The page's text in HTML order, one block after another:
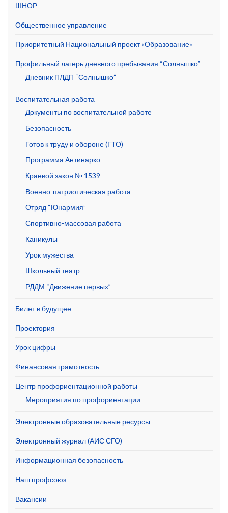
ШНОР
Общественное управление
Приоритетный Национальный проект «Образование»
Профильный лагерь дневного пребывания “Солнышко”
Дневник ПЛДП “Солнышко”
Воспитательная работа
Документы по воспитательной работе
Безопасность
Готов к труду и обороне (ГТО)
Программа Антинарко
Краевой закон № 1539
Военно-патриотическая работа
Отряд “Юнармия”
Спортивно-массовая работа
Каникулы
Урок мужества
Школьный театр
РДДМ “Движение первых”
Билет в будущее
Проектория
Урок цифры
Финансовая грамотность
Центр профориентационной работы
Мероприятия по профориентации
Электронные образовательные ресурсы
Электронный журнал (АИС СГО)
Информационная безопасность
Наш профсоюз
Вакансии